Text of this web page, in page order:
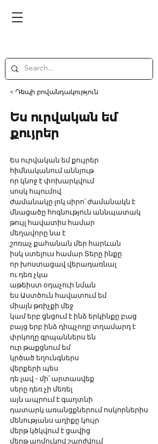
< Դեպի բովանդակություն
Ես ուրվական եմ
քույրեր
Ես ուրվական եմ քույրեր
հիմնականում աննյութ
որ կնոջ է փոխարկվում
սոսկ հպումով
ժամանակը լոկ սիրո՛ ժամանակն է
մնացածը հոգնություն աննպատակ
թույլ հավատիս համար
մեղավորը նա է
շոռաչ քահանան մեր հարևան
իսկ ստելուս համար Տերը ինքը
որ խոստացավ վերադառնալ
ու դեռ չկա
աթեիստ օդաչուի նման
ես Աստծուն հավատում եմ
միայն թռիչքի մեջ
կամ երբ ցնցում է ինձ երկինքը բաց
բայց երբ ինձ դիպչողը տղամարդ է
փրկողը գրպաններս են
ուր թաքցնում եմ
կրծած եղունգներս
վերքերի պես
դե լավ - մի՛ արտասվեք
սերը դեռ չի մեռել
այն ապրում է գաղտնի
դատարկ առանցքներում ոսկորներիս
մենությանս աղիքը կույր
մերթ կծկվում է ցավից
մերթ աղմուկով շարժվում